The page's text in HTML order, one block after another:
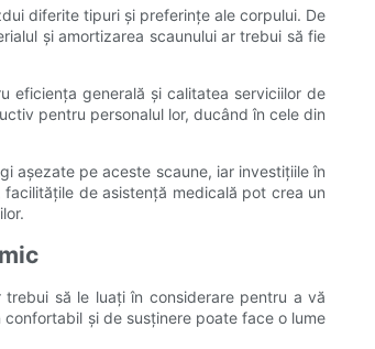
diferite tipuri și preferințe ale corpului. De
și amortizarea scaunului ar trebui să fie
eficiența generală și calitatea serviciilor de
pentru personalul lor, ducând în cele din
așezate pe aceste scaune, iar investițiile în
de asistență medicală pot crea un
să le luați în considerare pentru a vă
și de susținere poate face o lume